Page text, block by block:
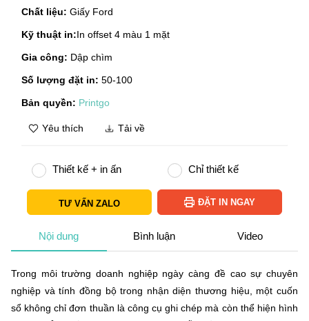
Chất liệu: Giấy Ford
Kỹ thuật in:In offset 4 màu 1 mặt
Gia công: Dập chìm
Số lượng đặt in: 50-100
Bản quyền: Printgo
Yêu thích Tải về
Thiết kế + in ấn Chỉ thiết kế
TƯ VẤN ZALO ĐẶT IN NGAY
Nội dung Bình luận Video
Trong môi trường doanh nghiệp ngày càng đề cao sự chuyên
nghiệp và tính đồng bộ trong nhận diện thương hiệu, một cuốn
sổ không chỉ đơn thuần là công cụ ghi chép mà còn thể hiện hình